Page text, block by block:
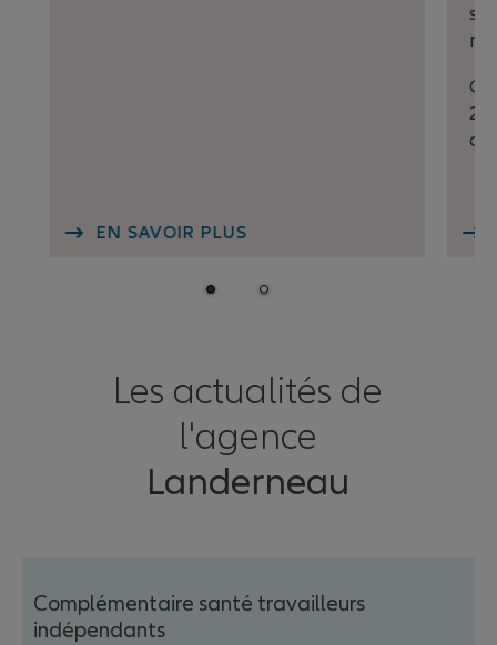
EN SAVOIR PLUS
Les actualités de
l'agence
Landerneau
Complémentaire santé travailleurs
indépendants